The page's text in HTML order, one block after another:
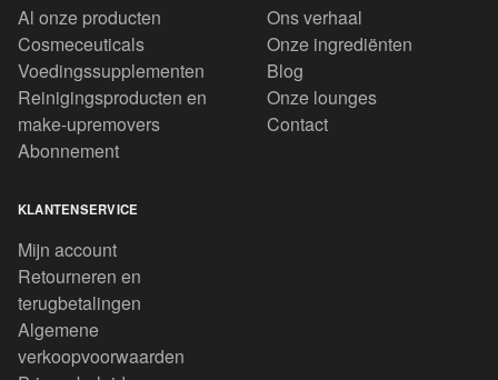
Al onze producten
Cosmeceuticals
Voedingssupplementen
Reinigingsproducten en
make-upremovers
Abonnement
Ons verhaal
Onze ingrediënten
Blog
Onze lounges
Contact
KLANTENSERVICE
Mijn account
Retourneren en
terugbetalingen
Algemene
verkoopvoorwaarden